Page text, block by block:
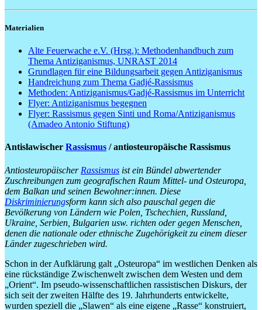
Materialien
Alte Feuerwache e.V. (Hrsg.): Methodenhandbuch zum
Thema Antiziganismus, UNRAST 2014
Grundlagen für eine Bildungsarbeit gegen Antiziganismus
Handreichung zum Thema Gadjé-Rassismus
Methoden: Antiziganismus/Gadjé-Rassismus im Unterricht
Flyer: Antiziganismus begegnen
Flyer: Rassismus gegen Sinti und Roma/Antiziganismus
(Amadeo Antonio Stiftung)
Antislawischer Rassismus / antiosteuropäische Rassismus
Antiosteuropäischer Rassismus ist ein Bündel abwertender
Zuschreibungen zum geografischen Raum Mittel- und Osteuropa,
dem Balkan und seinen Bewohner:innen. Diese
Diskriminierungsform kann sich also pauschal gegen die
Bevölkerung von Ländern wie Polen, Tschechien, Russland,
Ukraine, Serbien, Bulgarien usw. richten oder gegen Menschen,
denen die nationale oder ethnische Zugehörigkeit zu einem dieser
Länder zugeschrieben wird.
Schon in der Aufklärung galt „Osteuropa“ im westlichen Denken als
eine rückständige Zwischenwelt zwischen dem Westen und dem
„Orient“. Im pseudo-wissenschaftlichen rassistischen Diskurs, der
sich seit der zweiten Hälfte des 19. Jahrhunderts entwickelte,
wurden speziell die „Slawen“ als eine eigene „Rasse“ konstruiert,